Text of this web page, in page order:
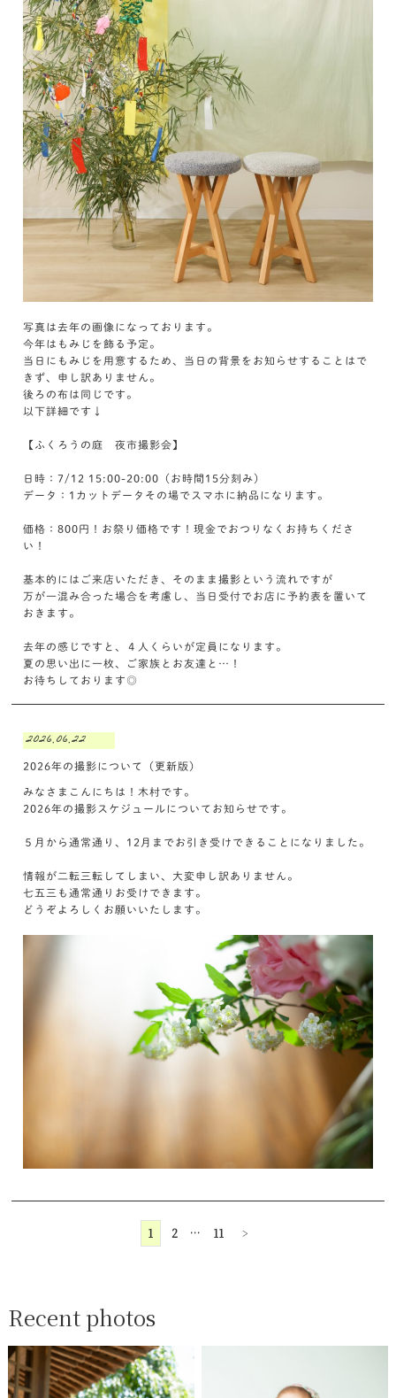
写真は去年の画像になっております。
今年はもみじを飾る予定。
当日にもみじを用意するため、当日の背景をお知らせすることはで
きず、申し訳ありません。
後ろの布は同じです。
以下詳細です↓
【ふくろうの庭 夜市撮影会】
日時：7/12 15:00-20:00（お時間15分刻み）
データ：1カットデータその場でスマホに納品になります。
価格：800円！お祭り価格です！現金でおつりなくお持ちくださ
い！
基本的にはご来店いただき、そのまま撮影という流れですが
万が一混み合った場合を考慮し、当日受付でお店に予約表を置いて
おきます。
去年の感じですと、４人くらいが定員になります。
夏の思い出に一枚、ご家族とお友達と…！
お待ちしております◎
2026.06.22
2026年の撮影について（更新版）
みなさまこんにちは！木村です。
2026年の撮影スケジュールについてお知らせです。
５月から通常通り、12月までお引き受けできることになりました。
情報が二転三転してしまい、大変申し訳ありません。
七五三も通常通りお受けできます。
どうぞよろしくお願いいたします。
1 2 … 11 >
Recent photos